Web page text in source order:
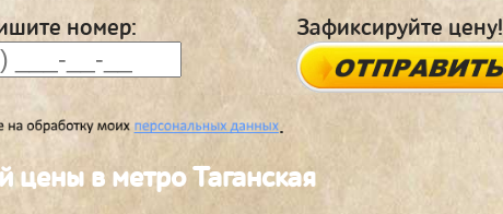
номер: Зафиксируйте цену!
.
цены в метро Таганская